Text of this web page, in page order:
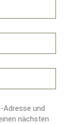
Adresse und
nächsten